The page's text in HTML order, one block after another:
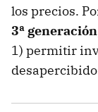
los precios.
3ª generación
1) permitir